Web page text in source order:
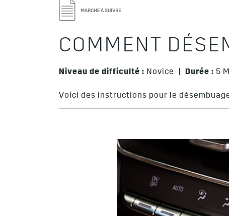
COMMENT
Niveau de difficulté : Novice | Durée : 5
Voici des instructions pour le